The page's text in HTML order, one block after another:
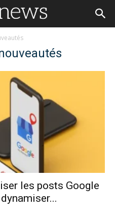
les posts Google